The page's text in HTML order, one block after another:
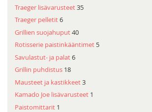
Traeger lisävarusteet35
Traeger pelletit6
Grillien suojahuput40
Rotisserie paistinkääntimet 5
Savulastut- ja palat6
Grillin puhdistus 18
Mausteet ja kastikkeet3
Kamado Joe lisävarusteet 1
Paistomittarit 1